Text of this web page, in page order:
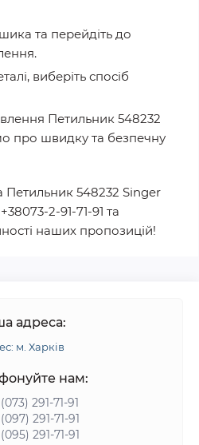
та перейдіть до
виберіть спосіб
Петильник 548232
про швидку та безпечну
Петильник 548232 Singer
+38073-2-91-71-91 та
наших пропозицій!
адреса:
м. Харків
нам:
291-71-91
291-71-91
291-71-91